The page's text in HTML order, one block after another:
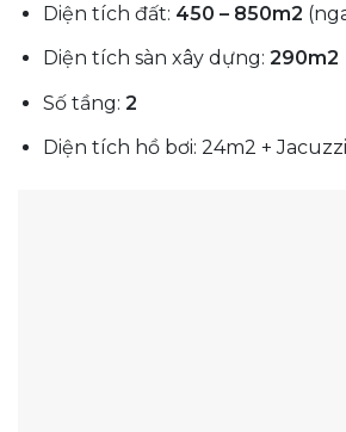
Diện tích đất: 450 – 850m2
Diện tích sàn xây dựng: 290m2
Số tầng: 2
Diện tích hồ bơi: 24m2 + Jacuzzi